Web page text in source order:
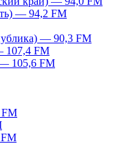
— 94,2 FM
— 90,3 FM
107,4 FM
105,6 FM
FM